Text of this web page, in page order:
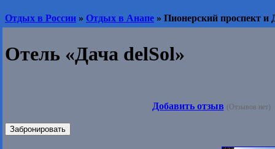
Отдых в России » Отдых в Анапе » Пионерский проспект и
Отель «Дача delSol»
Добавить отзыв (Отзывов нет)
Забронировать